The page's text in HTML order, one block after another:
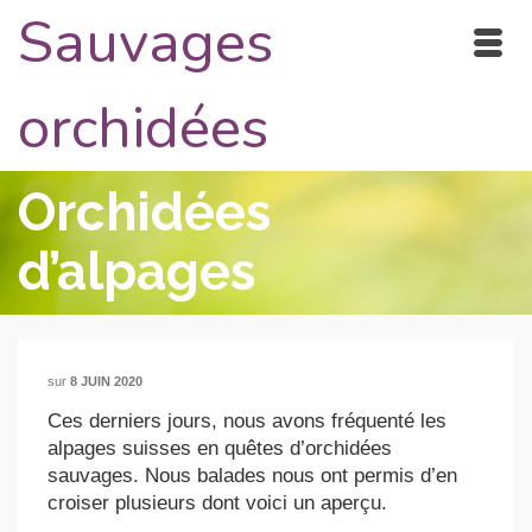
Sauvages
orchidées
Orchidées
d’alpages
sur 8 JUIN 2020
Ces derniers jours, nous avons fréquenté les
alpages suisses en quêtes d’orchidées
sauvages. Nous balades nous ont permis d’en
croiser plusieurs dont voici un aperçu.